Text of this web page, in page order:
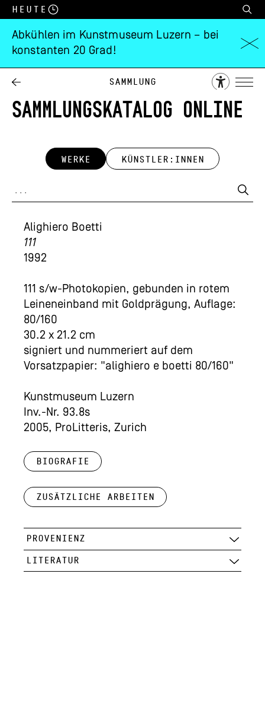
Heute
Abkühlen im Kunstmuseum Luzern – bei
konstanten 20 Grad!
Sammlung
SAMMLUNGSKATALOG ONLINE
WERKE KÜNSTLER:INNEN
Alighiero Boetti
111
1992
111 s/w-Photokopien, gebunden in rotem
Leineneinband mit Goldprägung, Auflage:
80/160
30.2 x 21.2 cm
signiert und nummeriert auf dem
Vorsatzpapier: "alighiero e boetti 80/160"
Kunstmuseum Luzern
Inv.-Nr. 93.8s
2005, ProLitteris, Zurich
Biografie
Zusätzliche Arbeiten
PROVENIENZ
LITERATUR